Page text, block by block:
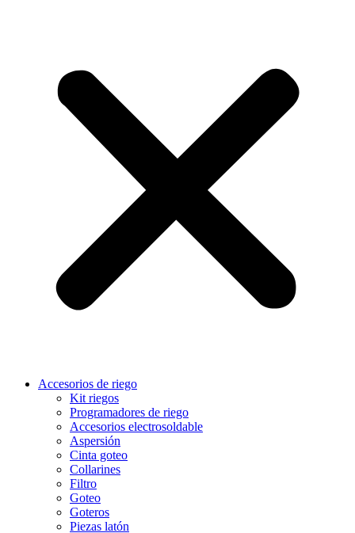
Accesorios de riego
Kit riegos
Programadores de riego
Accesorios electrosoldable
Aspersión
Cinta goteo
Collarines
Filtro
Goteo
Goteros
Piezas latón